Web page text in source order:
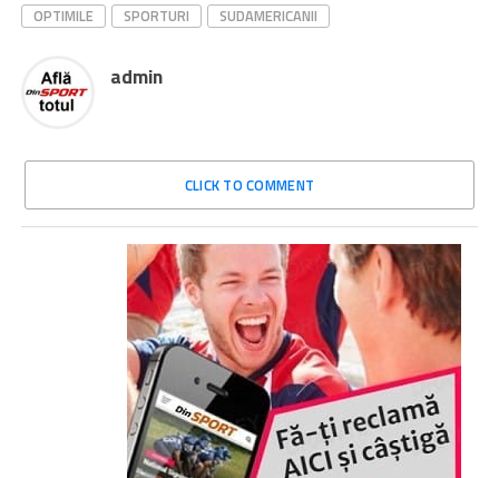
OPTIMILE
SPORTURI SUDAMERICANII
admin
CLICK TO COMMENT